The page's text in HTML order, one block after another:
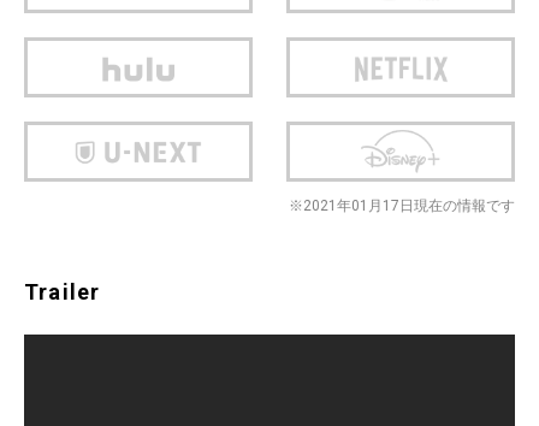
※2021年01月17日現在の情報です
Trailer